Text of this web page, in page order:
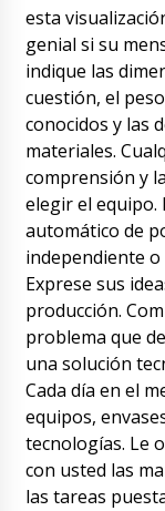
esta
genial si su
indique las
cuestión, el
conocidos y las
materiales.
comprensión y
elegir el equipo.
automático de
independiente
Exprese sus
producción.
problema que
una solución
Cada día en el
equipos,
tecnologías. Le
con usted las
las tareas
cliente.
Daniel
¿A quién
envío?
en Ciudad Real
Hola
esta
con
Amelia
Envasadora
cartón LW - 35
rastrear el
Roman